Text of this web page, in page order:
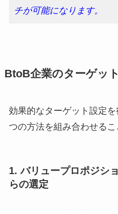
チが可能になります。
BtoB企業のターゲッ
効果的なターゲット設定
つの方法を組み合わせるこ
1. バリュープロポジシ
らの選定